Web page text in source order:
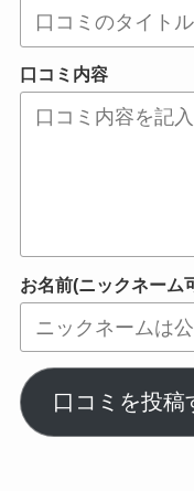
口コミ内容
お名前(ニックネーム
口コミを投稿